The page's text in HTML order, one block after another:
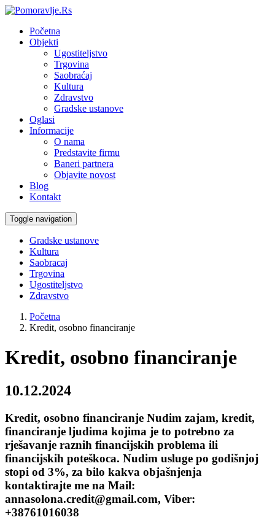
Početna
Objekti
Ugostiteljstvo
Trgovina
Saobraćaj
Kultura
Zdravstvo
Gradske ustanove
Oglasi
Informacije
O nama
Predstavite firmu
Baneri partnera
Objavite novost
Blog
Kontakt
Toggle navigation
Gradske ustanove
Kultura
Saobracaj
Trgovina
Ugostiteljstvo
Zdravstvo
Početna
Kredit, osobno financiranje
Kredit, osobno financiranje
10.12.2024
Kredit, osobno financiranje Nudim zajam, kredit,
financiranje ljudima kojima je to potrebno za
rješavanje raznih financijskih problema ili
financijskih poteškoca. Nudim usluge po godišnjoj
stopi od 3%, za bilo kakva objašnjenja
kontaktirajte me na Mail:
annasolona.credit@gmail.com, Viber:
+38761016038